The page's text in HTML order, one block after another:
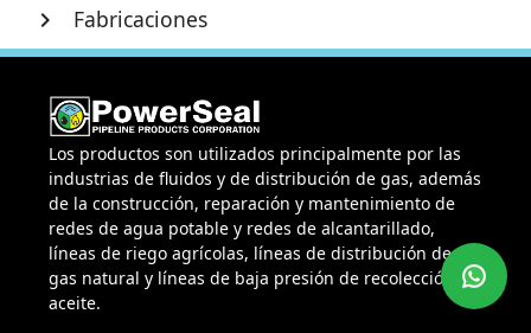
chevron_right Fabricaciones
Los productos son utilizados principalmente por las
industrias de fluidos y de distribución de gas, además
de la construcción, reparación y mantenimiento de
redes de agua potable y redes de alcantarillado,
líneas de riego agrícolas, líneas de distribución de
gas natural y líneas de baja presión de recolección de
aceite.